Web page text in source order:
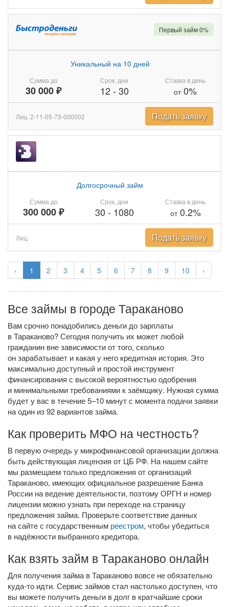
‹ 1 2 3 4 5 6 7 8 9 10 ›
Сумма до
30 000 ₽
Уникальный на 10 дней
Срок, дни
12- 30
Ставка в день
от0%
Первый займ 0%
Лиц. 2-11-05-73-000002 Подать заявку
Сумма до
300 000 ₽
Долгосрочный займ
Срок, дни
30 - 1080
Ставка в день
от0.2%
Лиц. Подать заявку
Все займы в городе Тараканово
Вам срочно понадобились деньги до зарплаты
в Тараканово? Сегодня получить их может любой
гражданин вне зависимости от того, сколько
он зарабатывает и какая у него кредитная история. Это
максимально доступный и простой инструмент
финансирования с высокой вероятностью одобрения
и минимальными требованиями к заёмщику. Нужная сумма
будет у вас в течение 5–10 минут с момента подачи заявки
на один из 92 вариантов займа.
Как проверить МФО на честность?
В первую очередь у микрофинансовой организации должна
быть действующая лицензия от ЦБ РФ. На нашем сайте
мы размещаем только предложения от организаций
Тараканово, имеющих официальное разрешение Банка
России на ведение деятельности, поэтому ОРГН и номер
лицензии можно узнать при переходе на страницу
предложения займа. Проверьте соответствие данных
на сайте с государственным реестром, чтобы убедиться
в надёжности выбранного кредитора.
Как взять займ в Тараканово онлайн
Для получения займа в Тараканово вовсе не обязательно
куда-то идти. Сервис займов стал настолько доступен, что
вы можете получить деньги в долг в кратчайшие сроки